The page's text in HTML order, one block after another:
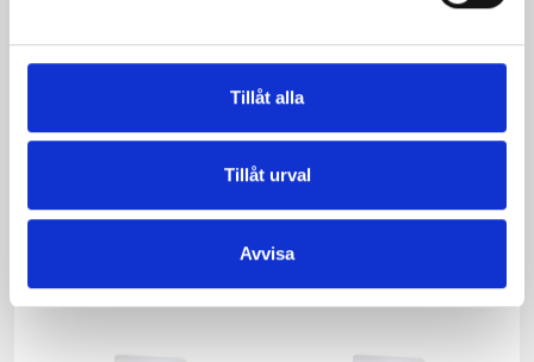
Tillåt alla
Tillåt urval
Avvisa
Mellanmjölk
Jordgubbsfil 2,7%